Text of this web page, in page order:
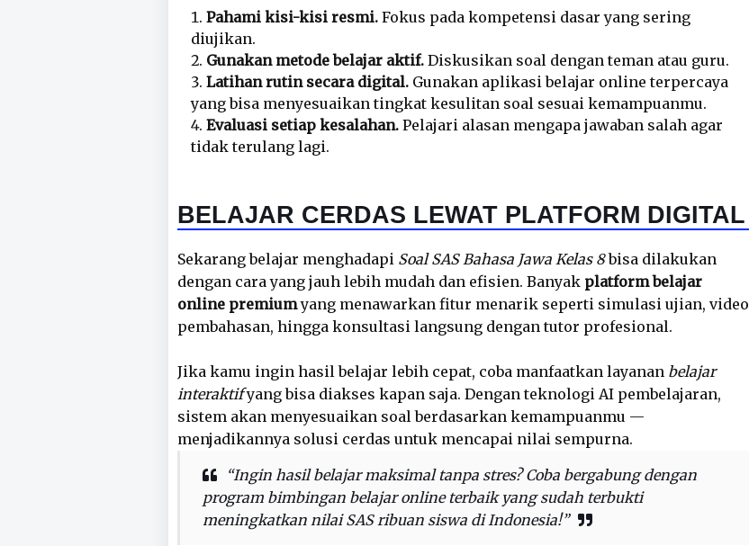
Pahami kisi-kisi resmi. Fokus pada kompetensi dasar yang sering
diujikan.
Gunakan metode belajar aktif. Diskusikan soal dengan teman atau guru.
Latihan rutin secara digital. Gunakan aplikasi belajar online terpercaya
yang bisa menyesuaikan tingkat kesulitan soal sesuai kemampuanmu.
Evaluasi setiap kesalahan. Pelajari alasan mengapa jawaban salah agar
tidak terulang lagi.
BELAJAR CERDAS LEWAT PLATFORM DIGITAL
Sekarang belajar menghadapi Soal SAS Bahasa Jawa Kelas 8bisa dilakukan
dengan cara yang jauh lebih mudah dan efisien. Banyak platform belajar
online premiumyang menawarkan fitur menarik seperti simulasi ujian, video
pembahasan, hingga konsultasi langsung dengan tutor profesional.
Jika kamu ingin hasil belajar lebih cepat, coba manfaatkan layanan belajar
interaktifyang bisa diakses kapan saja. Dengan teknologi AI pembelajaran,
sistem akan menyesuaikan soal berdasarkan kemampuanmu —
menjadikannya solusi cerdas untuk mencapai nilai sempurna.
“Ingin hasil belajar maksimal tanpa stres? Coba bergabung dengan
program bimbingan belajar online terbaik yang sudah terbukti
meningkatkan nilai SAS ribuan siswa di Indonesia!”